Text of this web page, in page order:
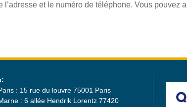
et le numéro de téléphone. Vous pouvez
: 15 rue du louvre 75001 Paris
: 6 allée Hendrik Lorentz 77420